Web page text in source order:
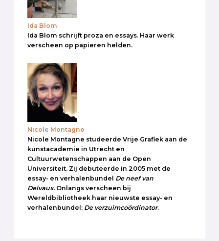
Ida Blom
Ida Blom schrijft proza en essays. Haar werk
verscheen op papieren helden.
Nicole Montagne
Nicole Montagne studeerde Vrije Grafiek aan de
kunstacademie in Utrecht en
Cultuurwetenschappen aan de Open
Universiteit. Zij debuteerde in 2005 met de
essay- en verhalenbundel De neef van
Delvaux. Onlangs verscheen bij
Wereldbibliotheek haar nieuwste essay- en
verhalenbundel: De verzuimcoördinator.